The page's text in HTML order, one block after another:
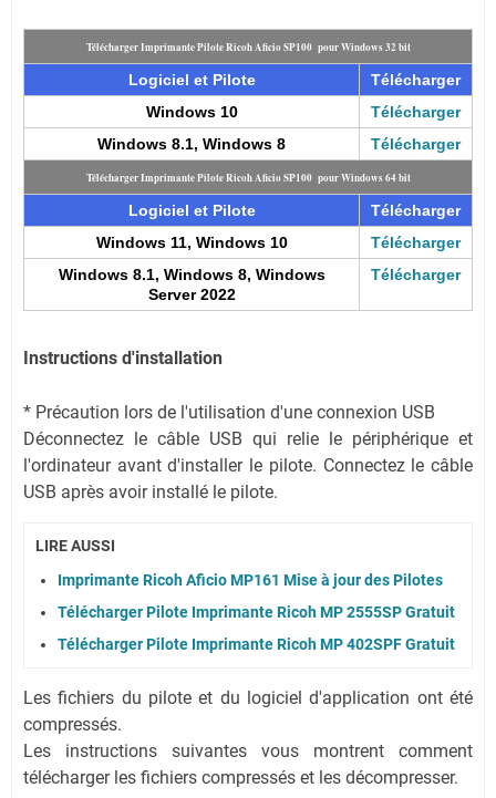
Télécharger Imprimante Pilote Ricoh Aficio SP100 pour Windows 32 bit
Logiciel et Pilote
Télécharger
Windows 10
Télécharger
Windows 8.1, Windows 8
Télécharger
Télécharger Imprimante Pilote Ricoh Aficio SP100 pour Windows 64 bit
Logiciel et Pilote
Télécharger
Windows 11, Windows 10
Télécharger
Windows 8.1, Windows 8, Windows
Server 2022
Télécharger
Instructions d'installation
* Précaution lors de l'utilisation d'une connexion USB
Déconnectez le câble USB qui relie le périphérique et
l'ordinateur avant d'installer le pilote. Connectez le câble
USB après avoir installé le pilote.
LIRE AUSSI
Imprimante Ricoh Aficio MP161 Mise à jour des Pilotes
Télécharger Pilote Imprimante Ricoh MP 2555SP Gratuit
Télécharger Pilote Imprimante Ricoh MP 402SPF Gratuit
Les fichiers du pilote et du logiciel d'application ont été
compressés.
Les instructions suivantes vous montrent comment
télécharger les fichiers compressés et les décompresser.